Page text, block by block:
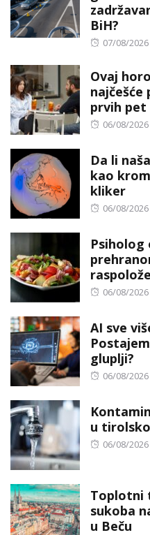
BiH?
Posted
07/08/2026
Ovaj
najčešće
prvih
Posted
06/08/2026
Da li
kao
kliker
Posted
06/08/2026
Posted
06/08/2026
AI sve
gluplji?
Posted
06/08/2026
u
Posted
06/08/2026
Toplotni
sukoba
u Beču